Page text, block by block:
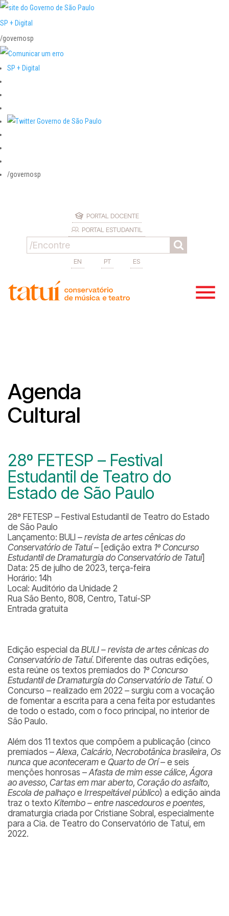
SP + Digital
/governosp
SP + Digital
/governosp
PORTAL DOCENTE
PORTAL ESTUDANTIL
EN PT ES
Agenda
Cultural
28º FETESP – Festival
Estudantil de Teatro do
Estado de São Paulo
28º FETESP – Festival Estudantil de Teatro do Estado
de São Paulo
Lançamento: BULI – revista de artes cênicas do
Conservatório de Tatuí– [edição extra 1º Concurso
Estudantil de Dramaturgia do Conservatório de Tatuí]
Data: 25 de julho de 2023, terça-feira
Horário: 14h
Local: Auditório da Unidade 2
Rua São Bento, 808, Centro, Tatuí-SP
Entrada gratuita
Edição especial da BULI – revista de artes cênicas do
Conservatório de Tatuí. Diferente das outras edições,
esta reúne os textos premiados do 1º Concurso
Estudantil de Dramaturgia do Conservatório de Tatuí. O
Concurso – realizado em 2022 – surgiu com a vocação
de fomentar a escrita para a cena feita por estudantes
de todo o estado, com o foco principal, no interior de
São Paulo.
Além dos 11 textos que compõem a publicação (cinco
premiados –Alexa, Calcário, Necrobotânica brasileira, Os
nunca que aconteceram e Quarto de Orí– e seis
menções honrosas –Afasta de mim esse cálice,Ágora
ao avesso, Cartas em mar aberto, Coração do asfalto,
Escola de palhaço e Irrespeitável público) a edição ainda
traz o texto Kitembo – entre nascedouros e poentes,
dramaturgia criada por Cristiane Sobral, especialmente
para a Cia. de Teatro do Conservatório de Tatuí, em
2022.